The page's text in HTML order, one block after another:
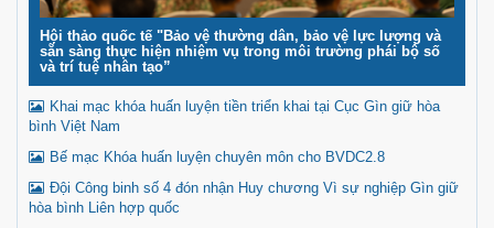
Hội thảo quốc tế "Bảo vệ thường dân, bảo vệ lực lượng và
sẵn sàng thực hiện nhiệm vụ trong môi trường phái bộ số
và trí tuệ nhân tạo”
Khai mạc khóa huấn luyện tiền triển khai tại Cục Gìn giữ hòa
bình Việt Nam
Bế mạc Khóa huấn luyện chuyên môn cho BVDC2.8
Đội Công binh số 4 đón nhận Huy chương Vì sự nghiệp Gìn giữ
hòa bình Liên hợp quốc